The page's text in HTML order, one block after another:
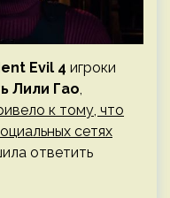
Evil 4 игроки
Лили Гао,
к тому, что
сетях
ответить